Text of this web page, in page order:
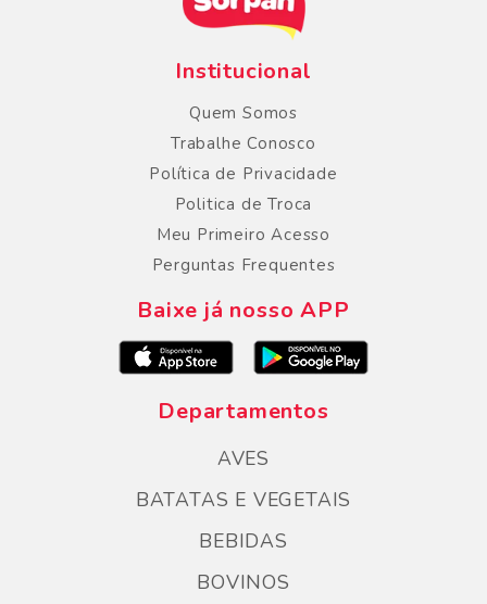
Institucional
Quem Somos
Trabalhe Conosco
Política de Privacidade
Politica de Troca
Meu Primeiro Acesso
Perguntas Frequentes
Baixe já nosso APP
Departamentos
AVES
BATATAS E VEGETAIS
BEBIDAS
BOVINOS